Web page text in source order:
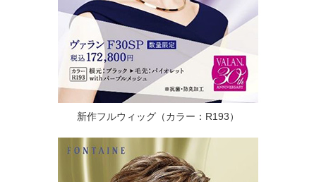
新作フルウィッグ（カラー：R193）